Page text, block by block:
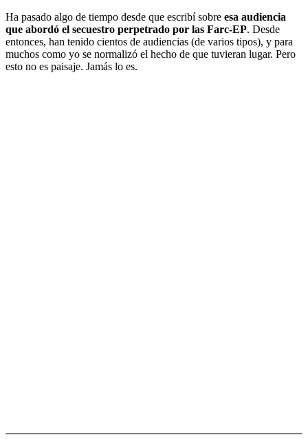
Ha pasado algo de tiempo desde que escribí sobre esa audiencia
que abordó el secuestro perpetrado por las Farc-EP. Desde
entonces, han tenido cientos de audiencias (de varios tipos), y para
muchos como yo se normalizó el hecho de que tuvieran lugar. Pero
esto no es paisaje. Jamás lo es.